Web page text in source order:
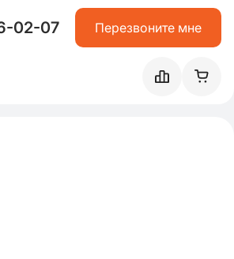
02-07 Перезвоните мне